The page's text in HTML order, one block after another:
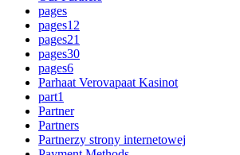
pages
pages12
pages21
pages30
pages6
Parhaat Verovapaat Kasinot
part1
Partner
Partners
Partnerzy strony internetowej